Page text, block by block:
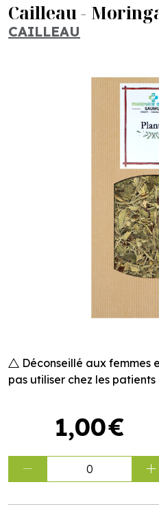
Cailleau -
CAILLEAU
Déconseillé aux femmes
pas utiliser chez les
1,00€
0